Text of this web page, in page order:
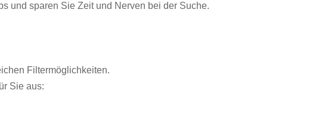
und sparen Sie Zeit und Nerven bei der Suche.
Filtermöglichkeiten.
Sie aus: